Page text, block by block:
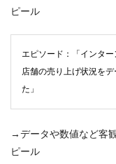
ピール
エピソード：「インタ
店舗の売り上げ状況を
た」
→データや数値など客
ピール